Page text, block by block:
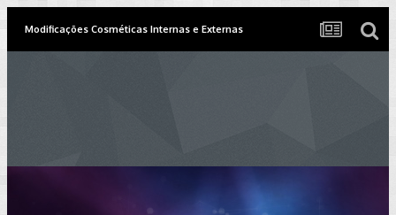
Modificações Cosméticas Internas e Externas